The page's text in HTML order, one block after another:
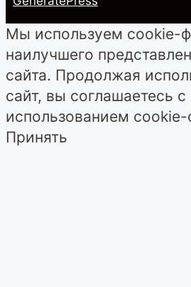
Мы используем cookie-
наилучшего
сайта. Продолжая
сайт, вы соглашаетесь с
использованием cookie-
Принять